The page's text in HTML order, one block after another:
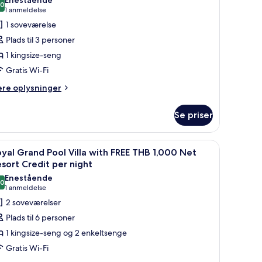
ud af 10
1 anmeldelse
(1
anmeldelse)
1 soveværelse
Plads til 3 personer
1 kingsize-seng
Gratis Wi-Fi
oplysninger
Se priser
En træterrasse med pool, liggestole og et
14 Grand Pool Villa with FREE THB 1,000 Net
Credit per night
ud af 10
Enestående
1 anmeldelse
(1
anmeldelse)
2 soveværelser
Plads til 6 personer
1 kingsize-seng og 2 enkeltsenge
Gratis Wi-Fi